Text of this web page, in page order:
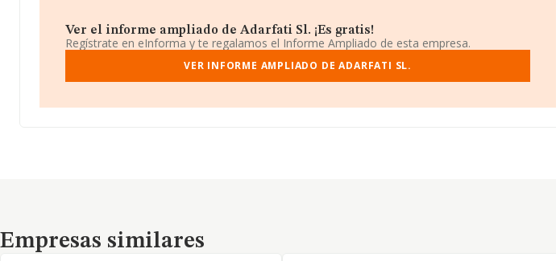
Ver el informe ampliado de Adarfati Sl. ¡Es gratis!
Regístrate en eInforma y te regalamos el Informe Ampliado de esta empresa.
VER INFORME AMPLIADO DE ADARFATI SL.
Empresas similares
Empresas similares